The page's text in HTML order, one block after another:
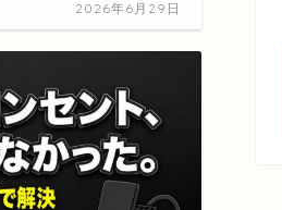
2026年6月29日